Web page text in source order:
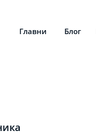
Главни Блог